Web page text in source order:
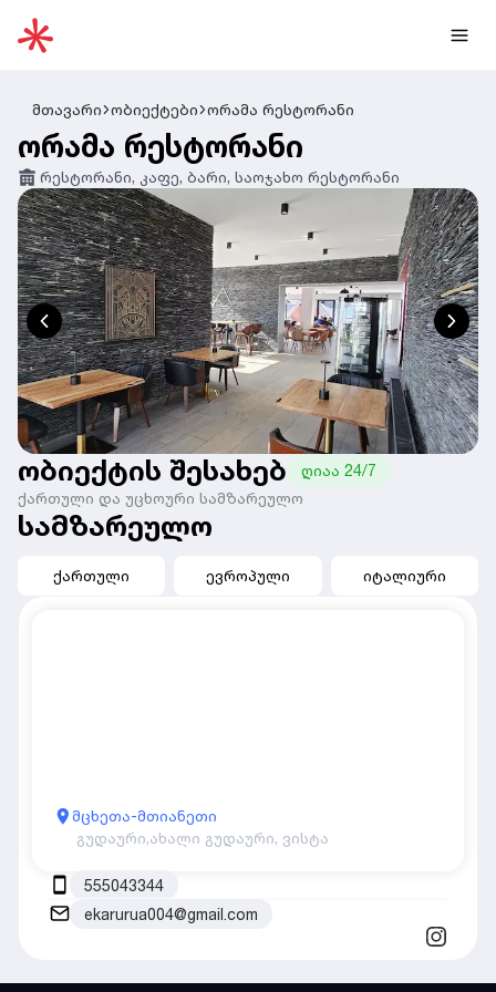
მთავარი ობიექტები ორამა რესტორანი
ორამა რესტორანი
რესტორანი, კაფე, ბარი, საოჯახო რესტორანი
ობიექტის შესახებ
ღიაა 24/7
ქართული და უცხოური სამზარეულო
სამზარეულო
ქართული ევროპული იტალიური
მცხეთა-მთიანეთი
გუდაური,ახალი გუდაური, ვისტა
555043344
ekarurua004@gmail.com